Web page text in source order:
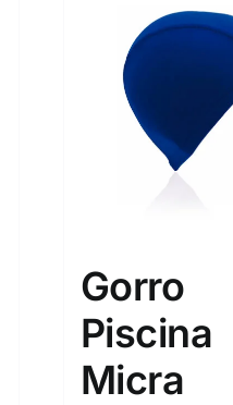
Gorro
Piscina
Micra